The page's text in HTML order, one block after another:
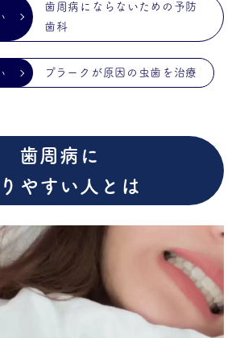
歯周病にならないための予防
歯科
プラークが原因の虫歯を治療
歯周病に
やすい人とは